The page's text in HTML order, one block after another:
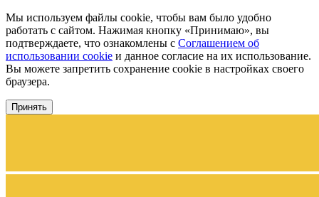
Мы используем файлы cookie, чтобы вам было удобно
работать с сайтом. Нажимая кнопку «Принимаю», вы
подтверждаете, что ознакомлены с Соглашением об
использовании cookie и данное согласие на их использование.
Вы можете запретить сохранение cookie в настройках своего
браузера.
Принять